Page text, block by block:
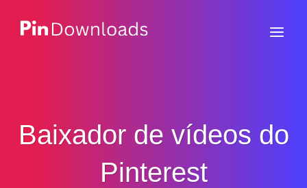
Baixador de vídeos do
Pinterest